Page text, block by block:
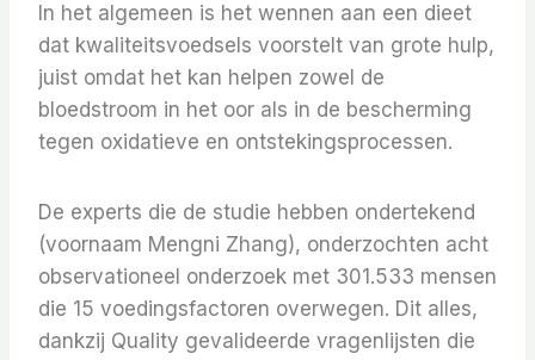
In het algemeen is het wennen aan een dieet
dat kwaliteitsvoedsels voorstelt van grote hulp,
juist omdat het kan helpen zowel de
bloedstroom in het oor als in de bescherming
tegen oxidatieve en ontstekingsprocessen.
De experts die de studie hebben ondertekend
(voornaam Mengni Zhang), onderzochten acht
observationeel onderzoek met 301.533 mensen
die 15 voedingsfactoren overwegen. Dit alles,
dankzij Quality gevalideerde vragenlijsten die